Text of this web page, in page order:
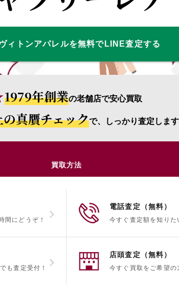
ィトンアパレルを無料でLINE査定する
1979年創業の老舗店で安心買取
真贋チェックで、しっかり査定します
買取方法
間にどうぞ！
電話査定（無料）
今すぐ査定額を知りた
も査定受付！
店頭査定（無料）
今すぐ買取をご希望の